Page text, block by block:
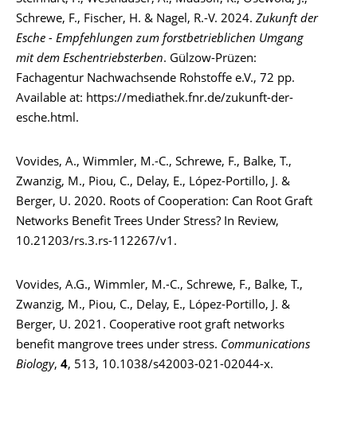
Schrewe, F., Fischer, H. & Nagel, R.-V. 2024. Zukunft der
Esche - Empfehlungen zum forstbetrieblichen Umgang
mit dem Eschentriebsterben. Gülzow-Prüzen:
Fachagentur Nachwachsende Rohstoffe e.V., 72 pp.
Available at: https://mediathek.fnr.de/zukunft-der-
esche.html.
Vovides, A., Wimmler, M.-C., Schrewe, F., Balke, T.,
Zwanzig, M., Piou, C., Delay, E., López-Portillo, J. &
Berger, U. 2020. Roots of Cooperation: Can Root Graft
Networks Benefit Trees Under Stress? In Review,
10.21203/rs.3.rs-112267/v1.
Vovides, A.G., Wimmler, M.-C., Schrewe, F., Balke, T.,
Zwanzig, M., Piou, C., Delay, E., López-Portillo, J. &
Berger, U. 2021. Cooperative root graft networks
benefit mangrove trees under stress. Communications
Biology, 4, 513, 10.1038/s42003-021-02044-x.